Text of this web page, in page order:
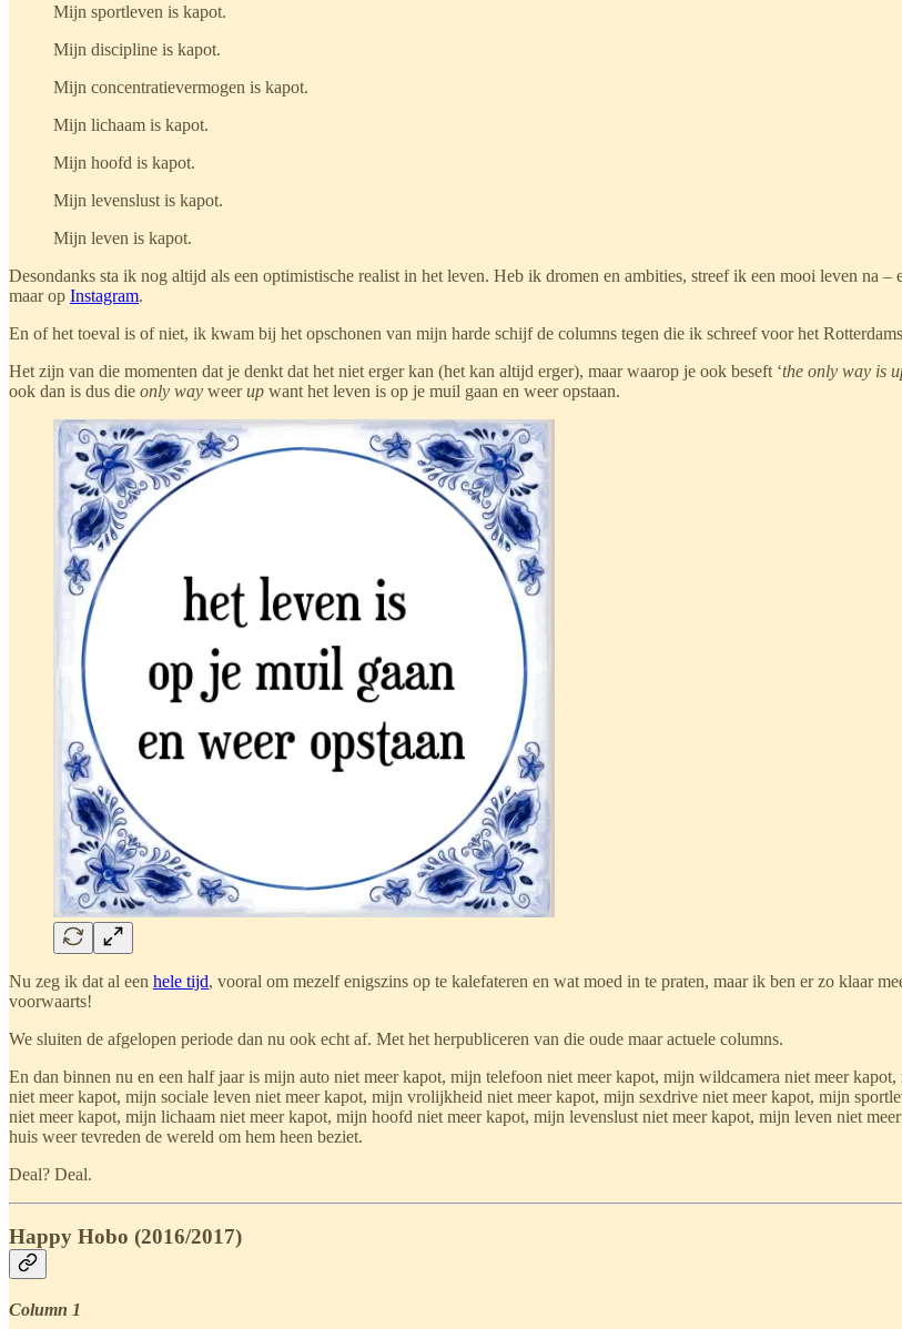
Mijn sportleven is kapot.
Mijn discipline is kapot.
Mijn concentratievermogen is kapot.
Mijn lichaam is kapot.
Mijn hoofd is kapot.
Mijn levenslust is kapot.
Mijn leven is kapot.
Desondanks sta ik nog altijd als een optimistische realist in het leven. Heb ik dromen en ambities, streef ik een mooi leven na
maar op Instagram.
En of het toeval is of niet, ik kwam bij het opschonen van mijn harde schijf de columns tegen die ik schreef voor het
Het zijn van die momenten dat je denkt dat het niet erger kan (het kan altijd erger), maar waarop je ook beseft ‘the only way is
ook dan is dus die only way weerup want het leven is op je muil gaan en weer opstaan.
Nu zeg ik dat al een hele tijd, vooral om mezelf enigszins op te kalefateren en wat moed in te praten, maar ik ben er zo klaar
voorwaarts!
We sluiten de afgelopen periode dan nu ook echt af. Met het herpubliceren van die oude maar actuele columns.
En dan binnen nu en een half jaar is mijn auto niet meer kapot, mijn telefoon niet meer kapot, mijn wildcamera niet meer
niet meer kapot, mijn sociale leven niet meer kapot, mijn vrolijkheid niet meer kapot, mijn sexdrive niet meer kapot, mijn
niet meer kapot, mijn lichaam niet meer kapot, mijn hoofd niet meer kapot, mijn levenslust niet meer kapot, mijn leven niet
huis weer tevreden de wereld om hem heen beziet.
Deal? Deal.
Happy Hobo (2016/2017)
Column 1